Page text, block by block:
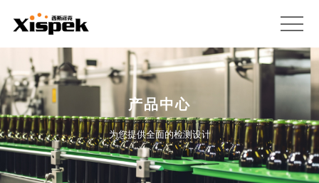
产品中心
为您提供全面的检测设计